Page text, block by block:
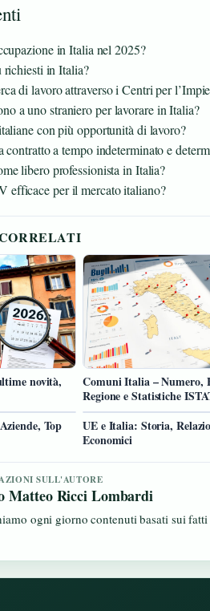
in Italia nel 2025?
in Italia?
di lavoro attraverso i Centri per
a uno straniero per lavorare in Italia?
con più opportunità di lavoro?
contratto a tempo indeterminato e
libero professionista in Italia?
efficace per il mercato italiano?
novità,
Comuni Italia – Numero,
Regione e Statistiche
Top
UE e Italia: Storia,
Economici
SULL'AUTORE
Matteo Ricci Lombardi
ogni giorno contenuti basati sui